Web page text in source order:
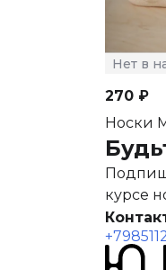
Нет в
270 ₽
Носки
курсе